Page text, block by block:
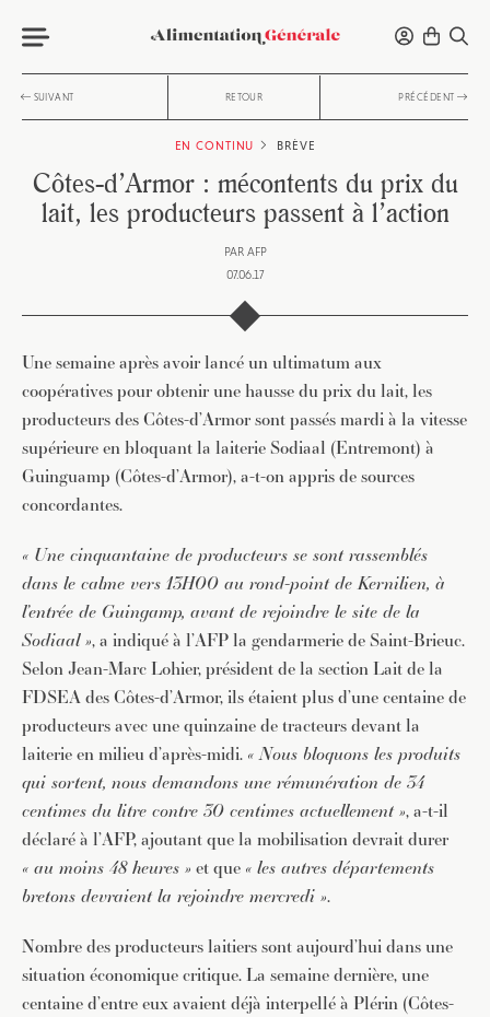
SUIVANT RETOUR PRÉCÉDENT
EN CONTINU BRÈVE
Côtes-d’Armor : mécontents du prix du
lait, les producteurs passent à l’action
PAR AFP
07.06.17
Une semaine après avoir lancé un ultimatum aux
coopératives pour obtenir une hausse du prix du lait, les
producteurs des Côtes-d’Armor sont passés mardi à la vitesse
supérieure en bloquant la laiterie Sodiaal (Entremont) à
Guinguamp (Côtes-d’Armor), a-t-on appris de sources
concordantes.
« Une cinquantaine de producteurs se sont rassemblés
dans le calme vers 13H00 au rond-point de Kernilien, à
l’entrée de Guingamp, avant de rejoindre le site de la
Sodiaal », a indiqué à l’AFP la gendarmerie de Saint-Brieuc.
Selon Jean-Marc Lohier, président de la section Lait de la
FDSEA des Côtes-d’Armor, ils étaient plus d’une centaine de
producteurs avec une quinzaine de tracteurs devant la
laiterie en milieu d’après-midi. « Nous bloquons les produits
qui sortent, nous demandons une rémunération de 34
centimes du litre contre 30 centimes actuellement », a-t-il
déclaré à l’AFP, ajoutant que la mobilisation devrait durer
« au moins 48 heures » et que « les autres départements
bretons devraient la rejoindre mercredi ».
Nombre des producteurs laitiers sont aujourd’hui dans une
situation économique critique. La semaine dernière, une
centaine d’entre eux avaient déjà interpellé à Plérin (Côtes-